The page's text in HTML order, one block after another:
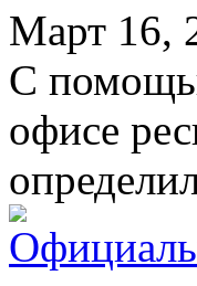
Март 16,
С
офисе